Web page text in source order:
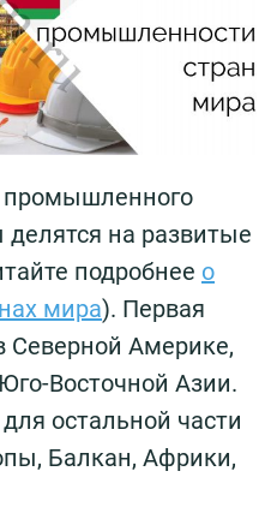
промышленного
делятся на развитые
подробнее о
мира). Первая
Северной Америке,
Восточной Азии.
остальной части
Балкан, Африки,